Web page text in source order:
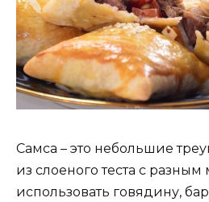
Самса – это небольшие
из слоеного теста с
использовать говядину,